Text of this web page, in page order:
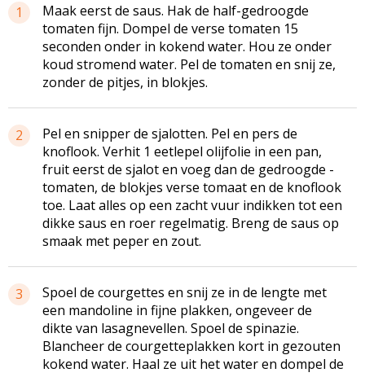
1
Maak eerst de saus. Hak de half-gedroogde
tomaten fijn. Dompel de verse tomaten 15
seconden onder in kokend water. Hou ze onder
koud stromend water. Pel de tomaten en snij ze,
zonder de pitjes, in blokjes.
2
Pel en snipper de sjalotten. Pel en pers de
knoflook. Verhit 1 eetlepel olijfolie in een pan,
fruit eerst de ­sjalot en voeg dan de gedroogde ­
tomaten, de blokjes verse tomaat en de knoflook
toe. Laat alles op een zacht vuur indikken tot een
dikke saus en roer regelmatig. Breng de saus op
smaak met peper en zout.
3
Spoel de courgettes en snij ze in de lengte met
een mandoline in fijne plakken, ongeveer de
dikte van lasagnevellen. Spoel de spinazie.
Blancheer de courgetteplakken kort in gezouten
kokend water. Haal ze uit het water en dompel de